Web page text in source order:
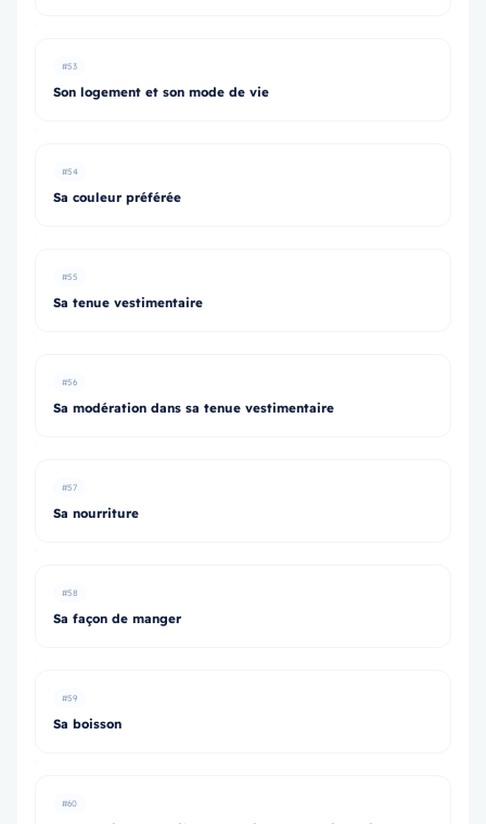
#53
Son logement et son mode de vie
#54
Sa couleur préférée
#55
Sa tenue vestimentaire
#56
Sa modération dans sa tenue vestimentaire
#57
Sa nourriture
#58
Sa façon de manger
#59
Sa boisson
#60